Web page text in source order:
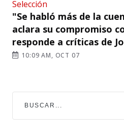
Selección
"Se habló más de la
aclara su compromiso
responde a críticas de
10:09 AM, OCT 07